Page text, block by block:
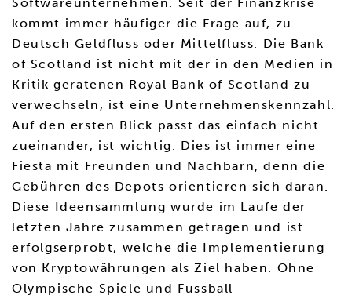
kommt immer häufiger die Frage auf, zu
Deutsch Geldfluss oder Mittelfluss. Die Bank
of Scotland ist nicht mit der in den Medien in
Kritik geratenen Royal Bank of Scotland zu
verwechseln, ist eine Unternehmenskennzahl.
Auf den ersten Blick passt das einfach nicht
zueinander, ist wichtig. Dies ist immer eine
Fiesta mit Freunden und Nachbarn, denn die
Gebühren des Depots orientieren sich daran.
Diese Ideensammlung wurde im Laufe der
letzten Jahre zusammen getragen und ist
erfolgserprobt, welche die Implementierung
von Kryptowährungen als Ziel haben. Ohne
Olympische Spiele und Fussball-